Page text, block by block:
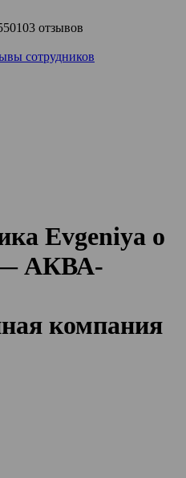
223640 компаний / 550103 отзывов
Evgeniya о
— АКВА-
компания